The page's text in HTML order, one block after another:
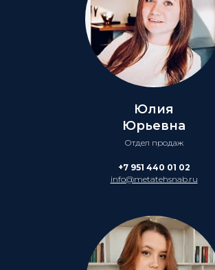
Юлия
Юрьевна
Отдел продаж
+7 951 440 01 02
info@metatehsnab.ru